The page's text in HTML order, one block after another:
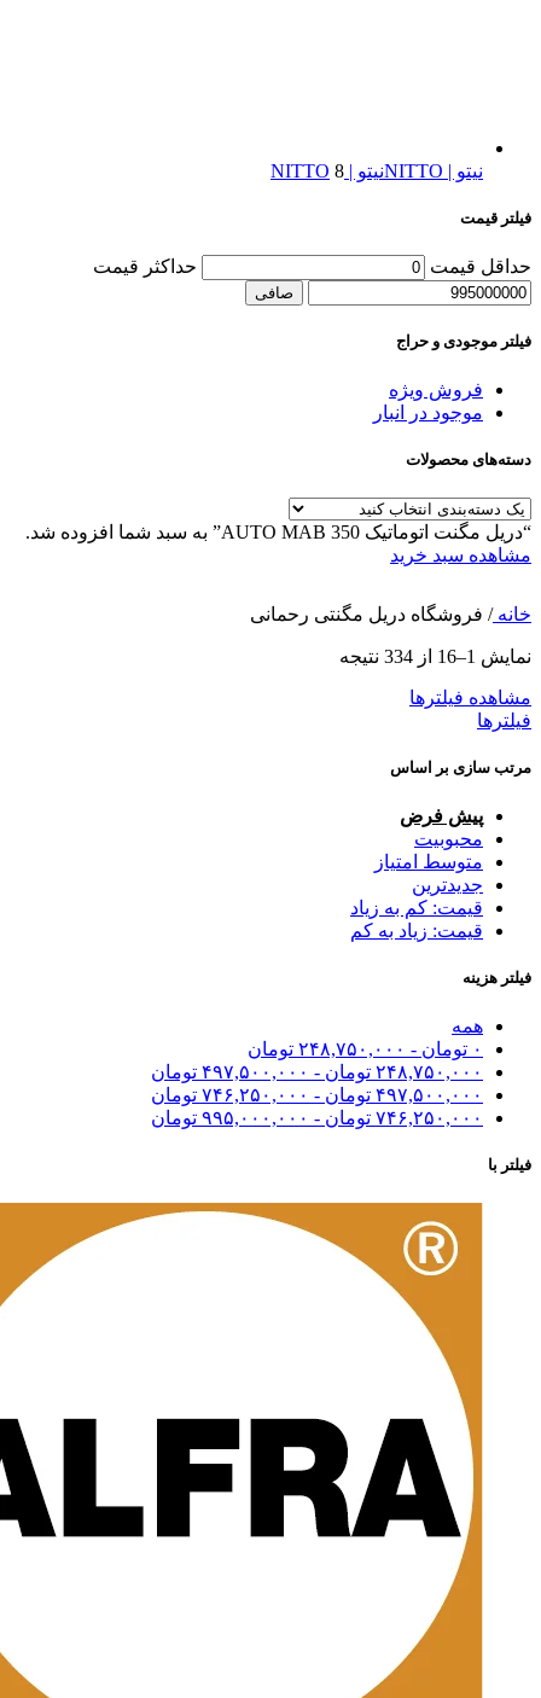
نیتو | NITTO نیتو | NITTO 8
فیلتر قیمت
حداقل قیمت حداكثر قيمت
صافی
فیلتر موجودی و حراج
فروش ویژه
موجود در انبار
دسته‌های محصولات
“دریل مگنت اتوماتیک AUTO MAB 350” به سبد شما افزوده شد.
مشاهده سبد خرید
خانه/ فروشگاه دریل مگنتی رحمانی
نمایش 1–16 از 334 نتیجه
مشاهده فیلترها
فیلترها
مرتب سازی بر اساس
پیش فرض
محبوبیت
متوسط امتیاز
جدیدترین
قیمت: کم به زیاد
قیمت: زیاد به کم
فیلتر هزینه
همه
۰ تومان - ۲۴۸,۷۵۰,۰۰۰ تومان
۲۴۸,۷۵۰,۰۰۰ تومان - ۴۹۷,۵۰۰,۰۰۰ تومان
۴۹۷,۵۰۰,۰۰۰ تومان - ۷۴۶,۲۵۰,۰۰۰ تومان
۷۴۶,۲۵۰,۰۰۰ تومان - ۹۹۵,۰۰۰,۰۰۰ تومان
فیلتر با